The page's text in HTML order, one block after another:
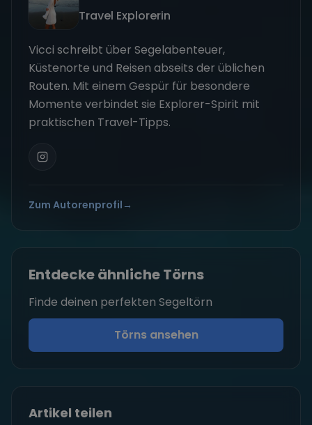
Travel Explorerin
Vicci schreibt über Segelabenteuer,
Küstenorte und Reisen abseits der üblichen
Routen. Mit einem Gespür für besondere
Momente verbindet sie Explorer-Spirit mit
praktischen Travel-Tipps.
Zum Autorenprofil →
Entdecke ähnliche Törns
Finde deinen perfekten Segeltörn
Törns ansehen
Artikel teilen